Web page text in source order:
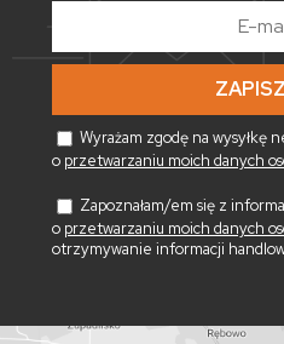
*
Wyrażam zgodę na wysyłkę
o przetwarzaniu moich danych
Zapoznałam/em się z
o przetwarzaniu moich danych
otrzymywanie informacji